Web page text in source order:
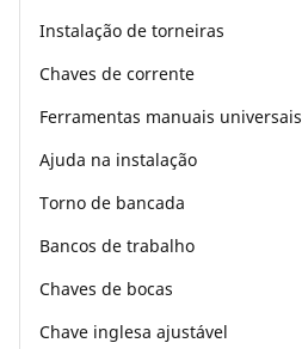
Instalação de torneiras
Chaves de corrente
Ferramentas manuais universais
Ajuda na instalação
Torno de bancada
Bancos de trabalho
Chaves de bocas
Chave inglesa ajustável